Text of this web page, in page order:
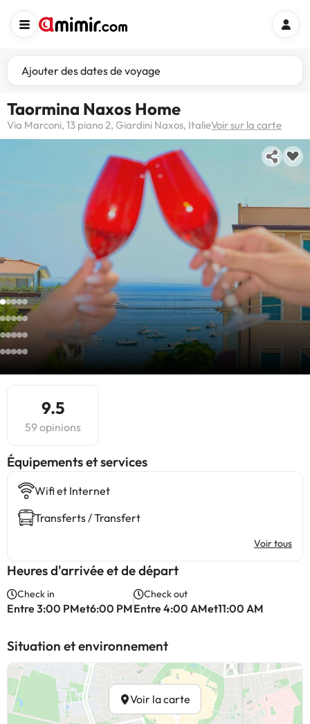
Ajouter des dates de voyage
Taormina Naxos Home
Via Marconi, 13 piano 2, Giardini Naxos, ItalieVoir sur la carte
9.5
59 opinions
​Équipements et services
Wifi et Internet
Transferts / Transfert
Voir tous
Heures d'arrivée et de départ
Check in
Entre 3:00 PMet6:00 PM
Check out
Entre 4:00 AMet11:00 AM
Situation et environnement
Voir la carte